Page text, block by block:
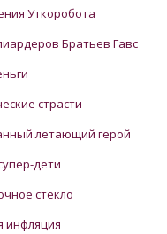
Уткоробота
Братьев Гавс
страсти
летающий герой
дети
стекло
инфляция